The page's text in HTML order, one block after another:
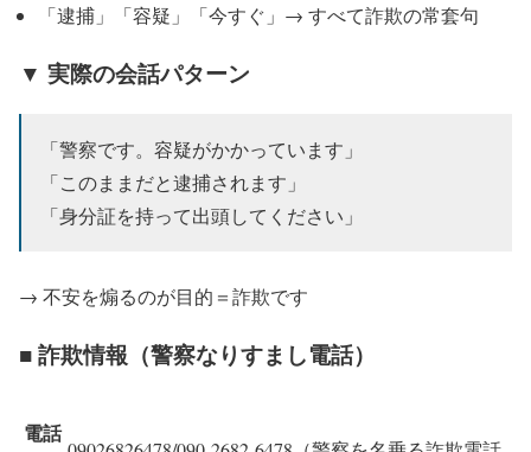
「逮捕」「容疑」「今すぐ」→ すべて詐欺の常套句
▼ 実際の会話パターン
「警察です。容疑がかかっています」
「このままだと逮捕されます」
「身分証を持って出頭してください」
→ 不安を煽るのが目的＝詐欺です
■ 詐欺情報（警察なりすまし電話）
電話